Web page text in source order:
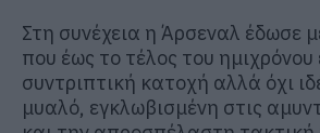
Στη συνέχεια η Άρσεναλ έδωσε
που έως το τέλος του ημιχρόνου
συντριπτική κατοχή αλλά όχι
μυαλό, εγκλωβισμένη στις